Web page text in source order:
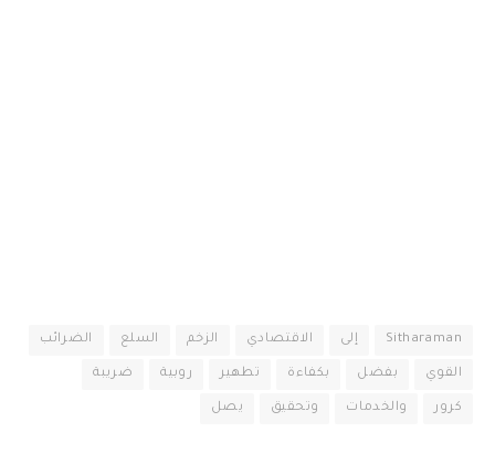
Sitharaman إلى الاقتصادي الزخم السلع الضرائب
القوي بفضل بكفاءة تطهير روبية ضريبة
كرور والخدمات وتحقيق يصل